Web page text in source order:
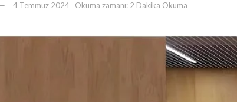
4 Temmuz 2024 Okuma zamanı: 2 Dakika Okuma